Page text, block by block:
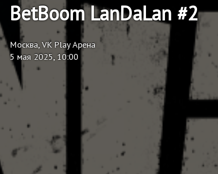
BetBoom LanDaLan #2
Москва, VK Play Арена
5 мая 2025, 10:00